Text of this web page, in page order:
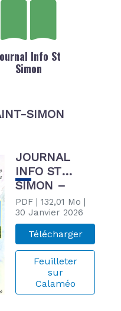
Info St
Simon
SIMON
JOURNAL
INFO ST
SIMON –
JANVIER
2026
PDF | 132,01 Mo |
30 Janvier 2026
Télécharger
Feuilleter
sur
Calaméo